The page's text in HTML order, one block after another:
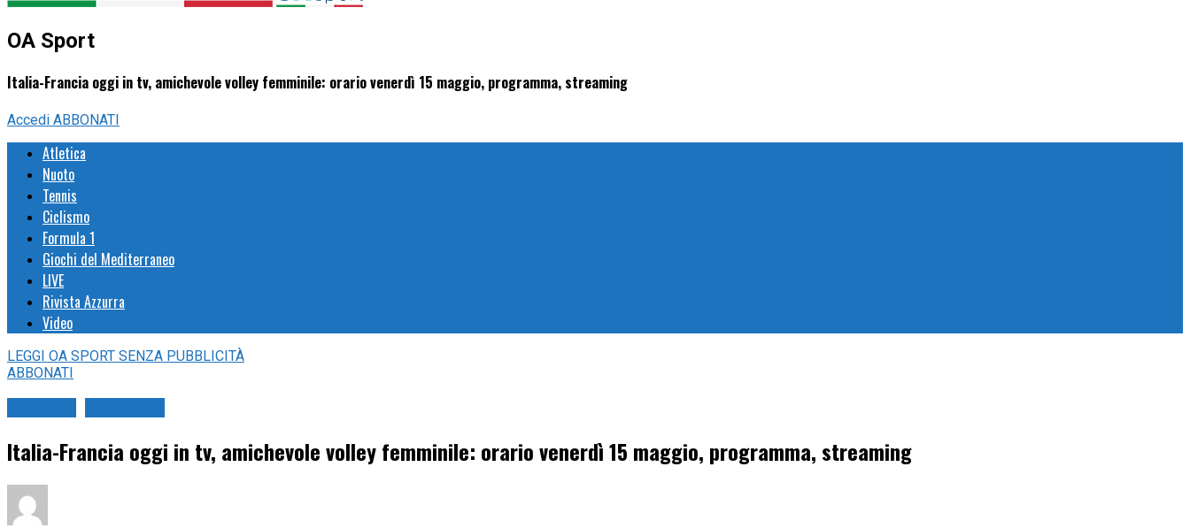
OA Sport
Italia-Francia oggi in tv, amichevole volley femminile: orario venerdì 15 maggio, programma, streaming
Accedi ABBONATI
Atletica
Nuoto
Tennis
Ciclismo
Formula 1
Giochi del Mediterraneo
LIVE
Rivista Azzurra
Video
LEGGI OA SPORT SENZA PUBBLICITÀ
ABBONATI
Italia-Francia oggi in tv, amichevole volley femminile: orario venerdì 15 maggio, programma, streaming